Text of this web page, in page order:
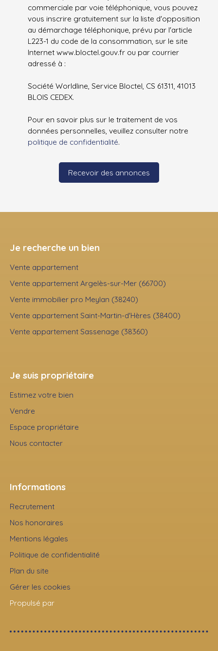
commerciale par voie téléphonique, vous pouvez
vous inscrire gratuitement sur la liste d'opposition
au démarchage téléphonique, prévu par l'article
L223-1 du code de la consommation, sur le site
Internet www.bloctel.gouv.fr ou par courrier
adressé à :
Société Worldline, Service Bloctel, CS 61311, 41013
BLOIS CEDEX.
Pour en savoir plus sur le traitement de vos
données personnelles, veuillez consulter notre
politique de confidentialité.
Recevoir des annonces
Je recherche un bien
Vente appartement
Vente appartement Argelès-sur-Mer (66700)
Vente immobilier pro Meylan (38240)
Vente appartement Saint-Martin-d'Hères (38400)
Vente appartement Sassenage (38360)
Je suis propriétaire
Estimez votre bien
Vendre
Espace propriétaire
Nous contacter
Informations
Recrutement
Nos honoraires
Mentions légales
Politique de confidentialité
Plan du site
Gérer les cookies
Propulsé par